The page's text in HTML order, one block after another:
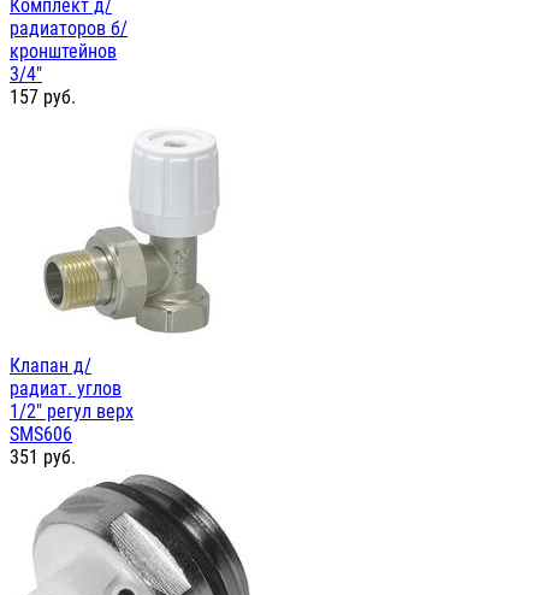
Комплект д/
радиаторов б/
кронштейнов
3/4"
157 руб.
Клапан д/
радиат. углов
1/2" регул верх
SMS606
351 руб.